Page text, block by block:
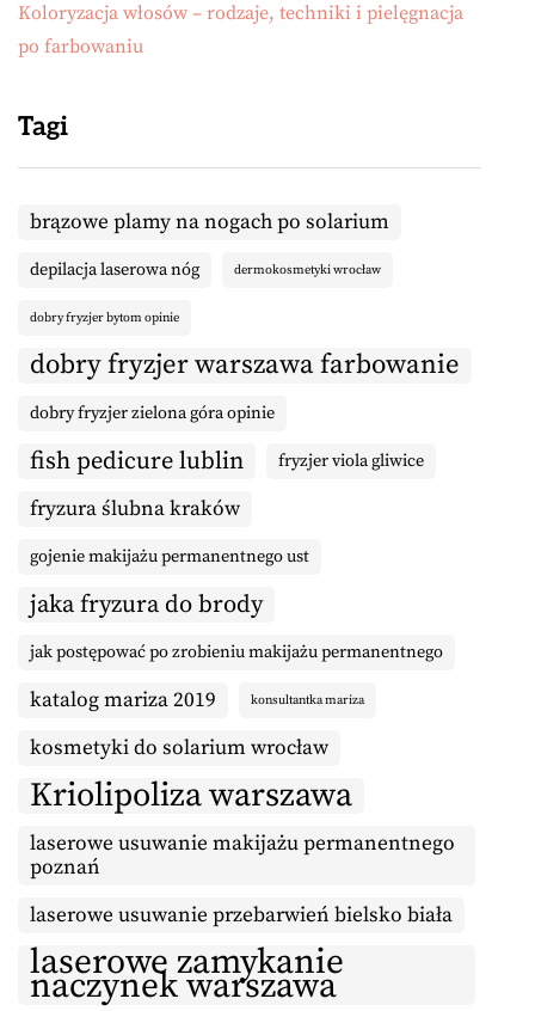
Koloryzacja włosów – rodzaje, techniki i pielęgnacja
po farbowaniu
Tagi
brązowe plamy na nogach po solarium
depilacja laserowa nóg dermokosmetyki wrocław
dobry fryzjer bytom opinie
dobry fryzjer warszawa farbowanie
dobry fryzjer zielona góra opinie
fish pedicure lublin fryzjer viola gliwice
fryzura ślubna kraków
gojenie makijażu permanentnego ust
jaka fryzura do brody
jak postępować po zrobieniu makijażu permanentnego
katalog mariza 2019 konsultantka mariza
kosmetyki do solarium wrocław
Kriolipoliza warszawa
laserowe usuwanie makijażu permanentnego
poznań
laserowe usuwanie przebarwień bielsko biała
laserowe zamykanie
naczynek warszawa